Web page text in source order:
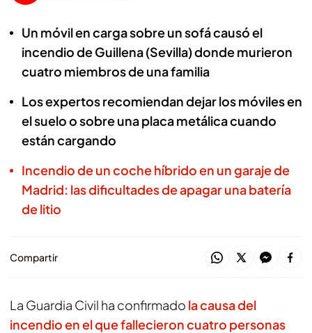
Un móvil en carga sobre un sofá causó el
incendio de Guillena (Sevilla) donde murieron
cuatro miembros de una familia
Los expertos recomiendan dejar los móviles en
el suelo o sobre una placa metálica cuando
están cargando
Incendio de un coche híbrido en un garaje de
Madrid: las dificultades de apagar una batería
de litio
Compartir
La Guardia Civil ha confirmado la causa del
incendio en el que fallecieron cuatro personas